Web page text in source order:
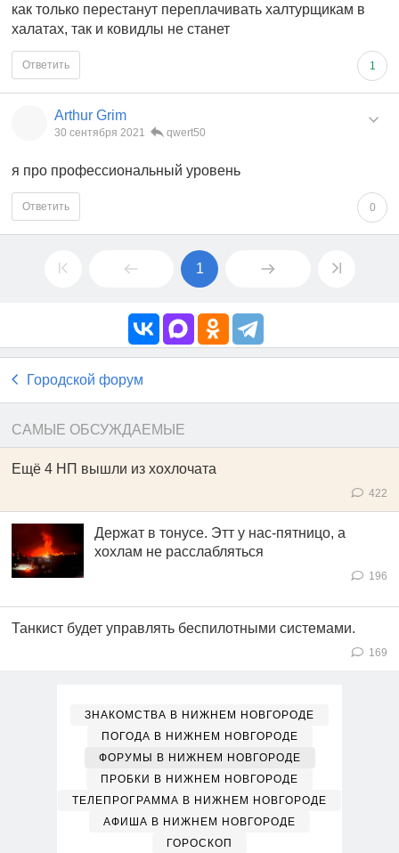
как только перестанут переплачивать халтурщикам в
халатах, так и ковидлы не станет
1
Ответить
Arthur Grim
30 сентября 2021 qwert50
я про профессиональный уровень
0
Ответить
1
Городской форум
САМЫЕ ОБСУЖДАЕМЫЕ
Ещё 4 НП вышли из хохлочата
422
Держат в тонусе. Этт у нас-пятницо, а
хохлам не расслабляться
196
Танкист будет управлять беспилотными системами.
169
ЗНАКОМСТВА В НИЖНЕМ НОВГОРОДЕ
ПОГОДА В НИЖНЕМ НОВГОРОДЕ
ФОРУМЫ В НИЖНЕМ НОВГОРОДЕ
ПРОБКИ В НИЖНЕМ НОВГОРОДЕ
ТЕЛЕПРОГРАММА В НИЖНЕМ НОВГОРОДЕ
АФИША В НИЖНЕМ НОВГОРОДЕ
ГОРОСКОП